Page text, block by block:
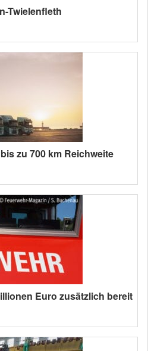
Twielenfleth
zu 700 km Reichweite
Euro zusätzlich bereit